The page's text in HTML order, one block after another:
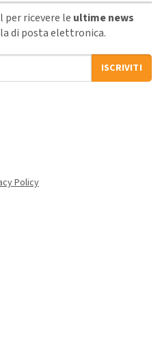
ricevere le ultime news
di posta elettronica.
ISCRIVITI
Policy